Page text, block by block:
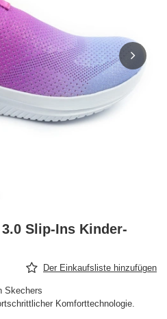
Slip-Ins Kinder-
Der Einkaufsliste hinzufügen
Skechers
Komforttechnologie.